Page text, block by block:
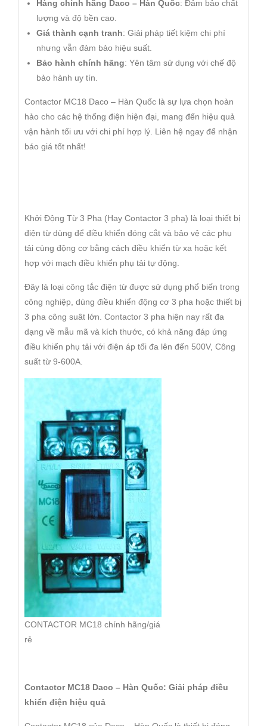
Hàng chính hãng Daco – Hàn Quốc: Đảm bảo chất
lượng và độ bền cao.
Giá thành cạnh tranh: Giải pháp tiết kiệm chi phí
nhưng vẫn đảm bảo hiệu suất.
Bảo hành chính hãng: Yên tâm sử dụng với chế độ
bảo hành uy tín.
Contactor MC18 Daco – Hàn Quốc là sự lựa chọn hoàn
hảo cho các hệ thống điện hiện đại, mang đến hiệu quả
vận hành tối ưu với chi phí hợp lý. Liên hệ ngay để nhận
báo giá tốt nhất!
Khởi Động Từ 3 Pha (Hay Contactor 3 pha) là loại thiết bị
điện từ dùng để điều khiển đóng cắt và bảo vệ các phụ
tải cùng động cơ bằng cách điều khiển từ xa hoặc kết
hợp với mạch điều khiển phụ tải tự động.
Đây là loại công tắc điện từ được sử dụng phổ biến trong
công nghiệp, dùng điều khiển động cơ 3 pha hoặc thiết bị
3 pha công suât lớn. Contactor 3 pha hiện nay rất đa
dạng về mẫu mã và kích thước, có khả năng đáp ứng
điều khiển phụ tải với điện áp tối đa lên đến 500V, Công
suất từ 9-600A.
CONTACTOR MC18 chính hãng/giá
rẻ
Contactor MC18 Daco – Hàn Quốc: Giải pháp điều
khiển điện hiệu quả